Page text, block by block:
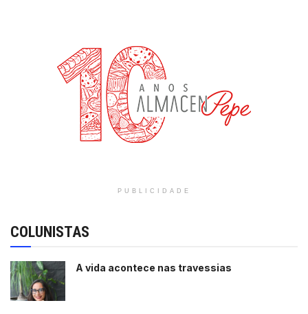
PUBLICIDADE
COLUNISTAS
A vida acontece nas travessias